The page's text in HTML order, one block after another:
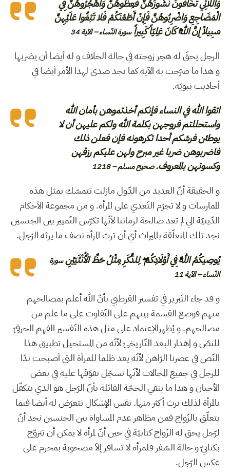
وَاللاتِي تَخَافُونَ نُشُوزَهُنَّ فَعِظُوهُنَّ وَاهْجُرُوهُنَّ فِي
الْمَضَاجِعِ وَاضْرِبُوهُنَّ فَإِنْ أَطَعْنَكُمْ فَلا تَبْغُوا عَلَيْهِنَّ
سَبِيلاً إِنَّ اللَّهَ كَانَ عَلِيّاً كَبِيراًسورة النّساء – الآية 34
الرجل يحقّ له هجر زوجته في حالة الخلاف و له أيضا أن يضربها
و هذا ما صرّحت به الآية كما نجد صدى لهذا الأمر أيضا في
أحاديث نبويّة.
اتقوا الله في النساء فإنكم أخذتموهن بأمان الله
واستحللتم فروجهن بكلمة الله ولكم عليهن أن لا
يوطئن فرشكم أحدا تكرهونه فإن فعلن ذلك
فاضربوهن ضربا غير مبرح ولهن عليكم رزقهن
وكسوتهن بالمعروف.صحيح مسلم – 1218
و الحقيقة أنّ العديد من الدّول مازلت تتمسّك بمثل هذه
الممارسات و لا تجرّم التّعدي على المرأة. و من مجموعة الأحكام
الدّينيّة الي لم تعد صالحة لزماننا لأنّها تكرّس التّمييز بين الجنسين
نجد تلك المتعلّقة بالميراث أي أن ترث المرأة نصف ما يرثه الرّجل.
يُوصِيكُمُ اللَّهُ فِي أَوْلَادِكُمْ ۖ لِلذَّكَرِ مِثْلُ حَظِّ الْأُنْثَيَيْنِسورة
النّساء – الآية 11
و قد جاء التّبرير في تفسير القرطبي بأنّ الله أعلم بمصالحهم
منهم فوضع القسمة بينهم على التّفاوت على ما علم من
مصالحهم. و يُظهرالإعتماد على مثل هذه التّفسير الفهم الحرفيّ
للنصّ و إهدار البعد التّاريخيّ لأنّه من المستحيل تطبيق هذا
النّص في عصرنا الرّاهن لأنّه يعد ظلما للمرأة التي أصبحت ندّا
للرجل في جميع المجالات لأنّها تسجّل تفوّقها عليه في بعض
الأحيان و هذا ما ينفي الحجّة القائلة بأنّ الرّجل هو الذي يتكفّل
بالمرأة لذلك يرث أكثر منها. نفس الإشكال نتعرّض له أيضا فيما
يتعلّق بالزّواج فمن مظاهر عدم المساواة بين الجنسين نجد أنّ
لرّجل يحق له الزّواج كتابيّة في حين أنّ لمرأة لا يمكن أن تتزوّج
بكتابيّ و حالة السّفر فلمرأة لا تسافر إلاّ مصحوبة بمحرم على
عكس الرّجل.